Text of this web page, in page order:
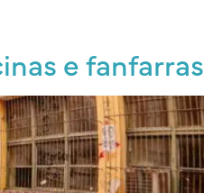
e fanfarras